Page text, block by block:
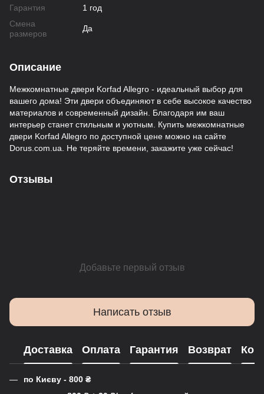
Гарантия
1 год
Смена
размеров
Да
Описание
Межкомнатные двери Korfad Allegro - идеальный выбор для
вашего дома! Эти двери объединяют в себе высокое качество
материалов и современный дизайн. Благодаря им ваш
интерьер станет стильным и уютным. Купить межкомнатные
двери Korfad Allegro по доступной цене можно на сайте
Dorus.com.ua. Не теряйте времени, закажите уже сейчас!
Отзывы
Добавьте первый отзыв
Написать отзыв
Доставка Оплата Гарантия Возврат
по Києву - 800 ₴